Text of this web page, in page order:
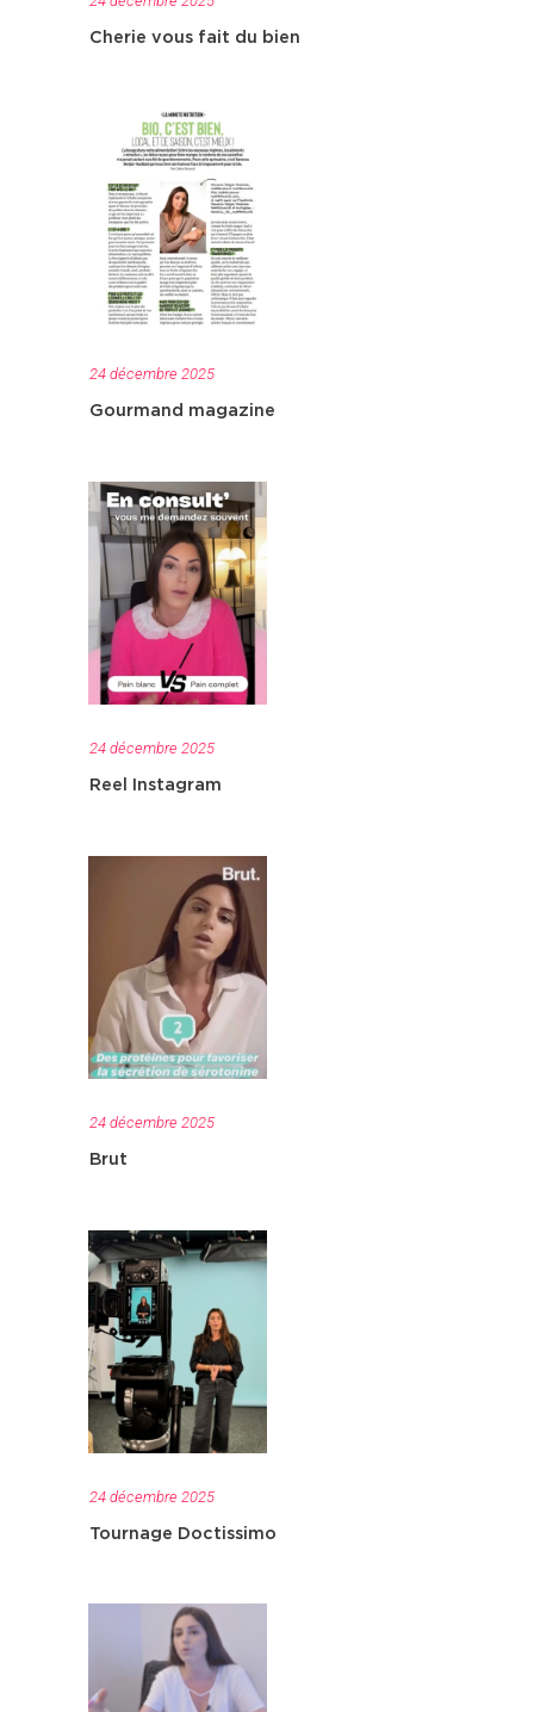
Cherie vous fait du bien
24 décembre 2025
Gourmand magazine
24 décembre 2025
Reel Instagram
24 décembre 2025
Brut
24 décembre 2025
Tournage Doctissimo